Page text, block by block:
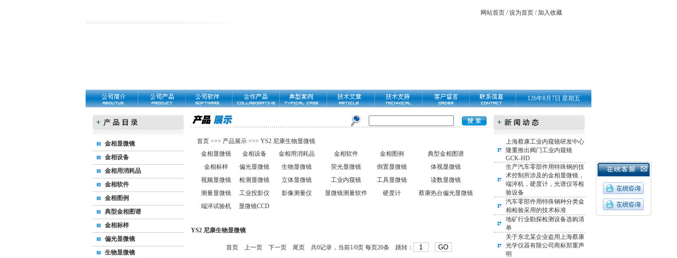
网站首页 /设为首页 /加入收藏
126年8月7日 星期五
金相显微镜
金相设备
金相用消耗品
金相软件
金相图例
典型金相图谱
金相标样
偏光显微镜
生物显微镜
首页 >>> 产品展示 >>> YS2 尼康生物显微镜
金相显微镜
金相设备 金相用消耗品 金相软件 金相图例
典型金相图谱
金相标样
偏光显微镜 生物显微镜 荧光显微镜 倒置显微镜
体视显微镜
视频显微镜
检测显微镜 立体显微镜 工业内窥镜 工具显微镜
读数显微镜
测量显微镜
工业投影仪 影像测量仪 显微镜测量软件 硬度计
蔡康热台偏光显微镜
端淬试验机
显微镜CCD
YS2 尼康生物显微镜
首页 上一页 下一页 尾页共0记录，当前1/0页 每页20条 跳转：
上海蔡康工业内窥镜研发中心
隆重推出阀门工业内窥镜
GCK-HD
生产汽车零部件用特殊钢的技
术控制所涉及的金相显微镜，
端淬机，硬度计，光谱仪等检
验设备
汽车零部件用特殊钢种分类金
相检验采用的技术标准
地矿行业勘探检测设备选购清
单
关于东北某企业盗用上海蔡康
光学仪器有限公司商标郑重声
明